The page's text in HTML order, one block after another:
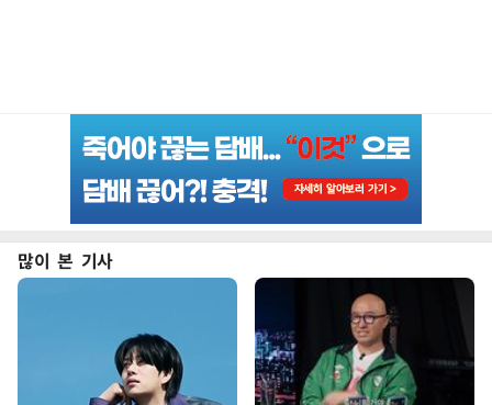
많이 본 기사